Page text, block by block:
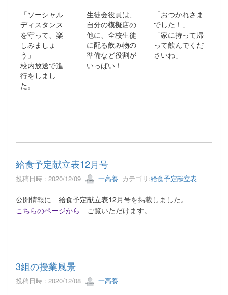
「ソーシャル
ディスタンス
を守って、楽
しみましょ
う」
校内放送で進
行をしまし
た。
生徒会役員は、
自分の模擬店の
他に、全校生徒
に配る飲み物の
準備など役割が
いっぱい！
「おつかれさま
でした！」
「家に持って帰
って飲んでくだ
さいね」
給食予定献立表12月号
投稿日時 : 2020/12/09 一高養 カテゴリ:給食予定献立表
公開情報に 給食予定献立表12月号を掲載しました。
こちらのページから ご覧いただけます。
3組の授業風景
投稿日時 : 2020/12/08 一高養